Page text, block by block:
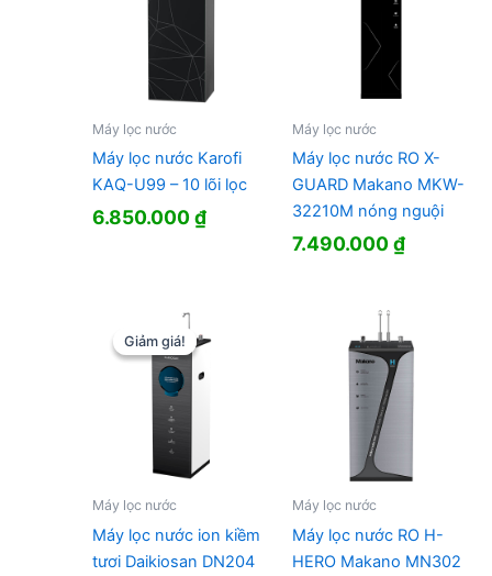
Máy lọc nước
Máy lọc nước Karofi
KAQ-U99 – 10 lõi lọc
6.850.000₫
Máy lọc nước
Máy lọc nước RO X-
GUARD Makano MKW-
32210M nóng nguội
7.490.000₫
Giảm giá!
Giảm giá!
Máy lọc nước
Máy lọc nước ion kiềm
tươi Daikiosan DN204
Máy lọc nước
Máy lọc nước RO H-
HERO Makano MN302